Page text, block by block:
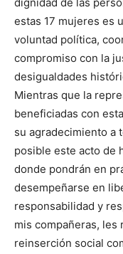
estas 17 mujeres es
voluntad política,
compromiso con la
desigualdades
Mientras que la
beneficiadas con
su agradecimiento a
posible este acto de
donde pondrán en
desempeñarse en
responsabilidad y
mis compañeras,
reinserción social